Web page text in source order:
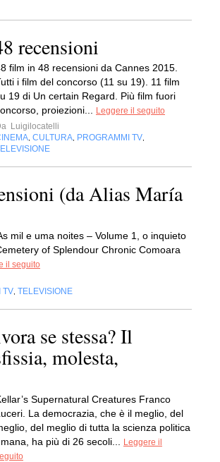
recensioni
film in 48 recensioni da Cannes 2015.
i film del concorso (11 su 19). 11 film
19 di Un certain Regard. Più film fuori
proiezioni...
Leggere il seguito
Luigilocatelli
CULTURA PROGRAMMI TV
(da Alias María
mil e uma noites – Volume 1, o inquieto
of Splendour Chronic Comoara
il seguito
TV TELEVISIONE
se stessa? Il
molesta,
Supernatural Creatures Franco
La democrazia, che è il meglio, del
del meglio di tutta la scienza politica
ha più di 26 secoli...
Leggere il